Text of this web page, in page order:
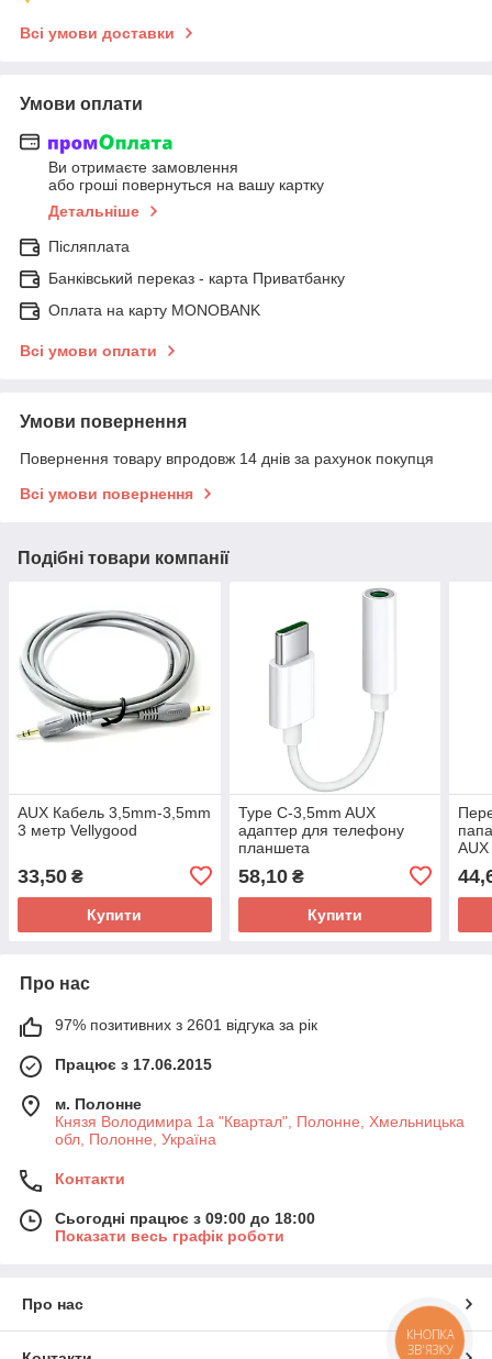
Всі умови доставки
Умови оплати
Ви отримаєте замовлення
або гроші повернуться на вашу картку
Детальніше
Післяплата
Банківський переказ - карта Приватбанку
Оплата на карту MONOBANK
Всі умови оплати
Умови повернення
Повернення товару впродовж 14 днів за рахунок покупця
Всі умови повернення
Подібні товари компанії
AUX Кабель 3,5mm-3,5mm
3 метр Vellygood
33,50 ₴
Купити
Type C-3,5mm AUX
адаптер для телефону
планшета
58,10₴
Купити
AUX
Про нас
97% позитивних з 2601 відгука за рік
Працює з 17.06.2015
м. Полонне
Князя Володимира 1а "Квартал", Полонне, Хмельницька
обл, Полонне, Україна
Контакти
Сьогодні працює з 09:00 до 18:00
Показати весь графік роботи
Про нас
КНОПКА
ЗВ'ЯЗКУ